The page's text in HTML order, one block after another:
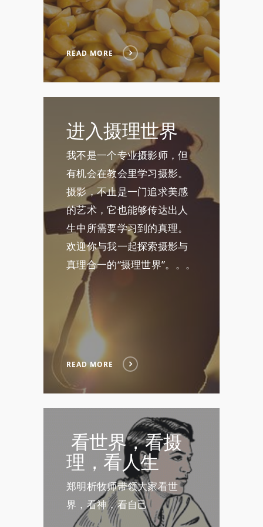
READ MORE
进入摄理世界
我不是一个专业摄影师，但
有机会在教会里学习摄影。
摄影，不止是一门追求美感
的艺术，它也能够传达出人
生中所需要学习到的真理。
欢迎你与我一起探索摄影与
真理合一的“摄理世界”。。。
READ MORE
看世界，看摄
理，看人生
郑明析牧师带领大家看世
界，看神，看自己